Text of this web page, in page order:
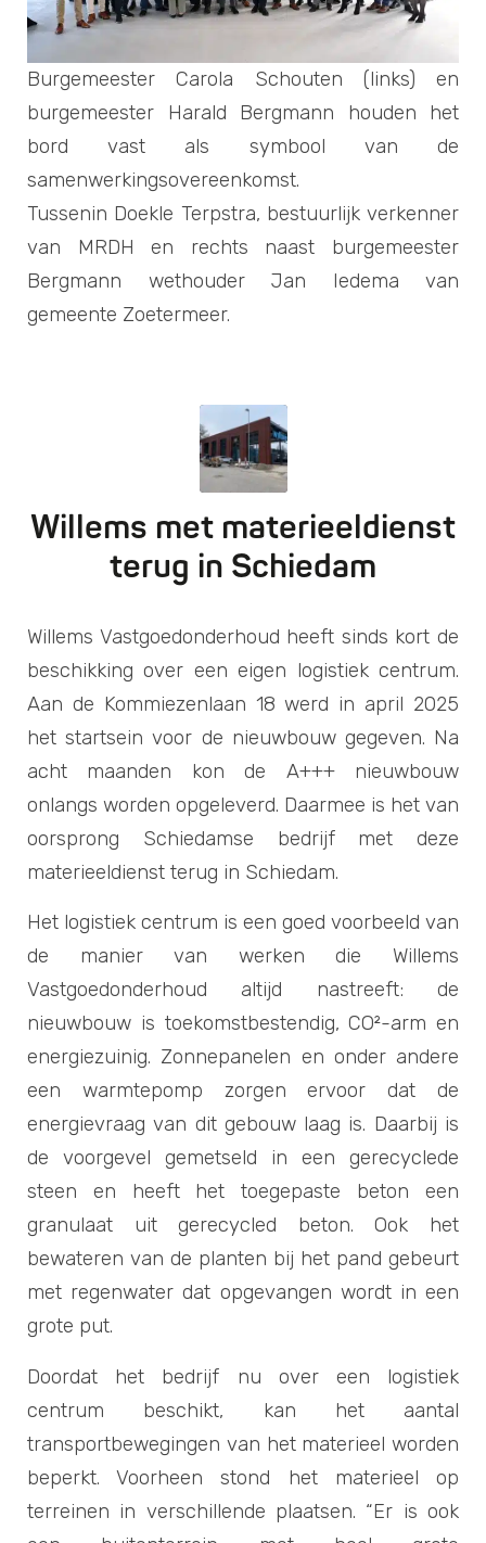
Burgemeester Carola Schouten (links) en
burgemeester Harald Bergmann houden het
bord vast als symbool van de
samenwerkingsovereenkomst.
Tussenin Doekle Terpstra, bestuurlijk verkenner
van MRDH en rechts naast burgemeester
Bergmann wethouder Jan Iedema van
gemeente Zoetermeer.
Willems met materieeldienst
terug in Schiedam
Willems Vastgoedonderhoud heeft sinds kort de
beschikking over een eigen logistiek centrum.
Aan de Kommiezenlaan 18 werd in april 2025
het startsein voor de nieuwbouw gegeven. Na
acht maanden kon de A+++ nieuwbouw
onlangs worden opgeleverd. Daarmee is het van
oorsprong Schiedamse bedrijf met deze
materieeldienst terug in Schiedam.
Het logistiek centrum is een goed voorbeeld van
de manier van werken die Willems
Vastgoedonderhoud altijd nastreeft: de
nieuwbouw is toekomstbestendig, CO²-arm en
energiezuinig. Zonnepanelen en onder andere
een warmtepomp zorgen ervoor dat de
energievraag van dit gebouw laag is. Daarbij is
de voorgevel gemetseld in een gerecyclede
steen en heeft het toegepaste beton een
granulaat uit gerecycled beton. Ook het
bewateren van de planten bij het pand gebeurt
met regenwater dat opgevangen wordt in een
grote put.
Doordat het bedrijf nu over een logistiek
centrum beschikt, kan het aantal
transportbewegingen van het materieel worden
beperkt. Voorheen stond het materieel op
terreinen in verschillende plaatsen. “Er is ook
Afspraak maken:schiedistrict@schiedam.nl
Bezoekadres
Van Heekstraat 15
Downloads
Jaarverslag 2022
Voortgangsrapportage najaar 2021
Voortgangsrapportage herfst 2020
Update gebiedsopdracht SchieDistrict
Volg SchieDistrict op:
Privacy-statement
English information
©
Strategie en design:NEAR | Techniek:
Sowmedia internetbureau
te Rotterdam